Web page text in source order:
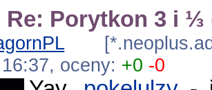
Re: Porytkon 3 i ⅓
oceny: +0 -0